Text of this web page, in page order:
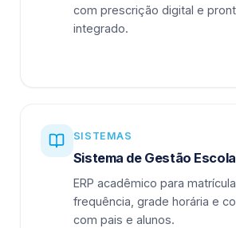
com prescrição digital e
integrado.
SISTEMAS
Sistema de Gestão
ERP acadêmico para
frequência, grade horária e
com pais e alunos.